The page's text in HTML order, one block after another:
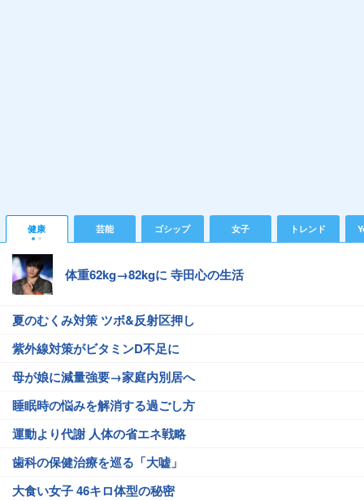
健康 芸能 ゴシップ 女子 トレンド
体重62kg→82kgに 寺田心の生活
夏のむくみ対策 ツボ&反射区押し
紫外線対策がビタミンD不足に
母が娘に減量強要→家庭内別居へ
睡眠時の悩みを解消する過ごし方
運動より代謝 人体の省エネ戦略
歯科の保健治療を巡る「大嘘」
大食い女子 46キロ体型の秘密